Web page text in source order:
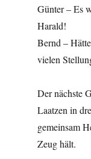
Günter – Es
Harald!
Bernd –
vielen
Der nächste
Laatzen in
gemeinsam
Zeug hält.